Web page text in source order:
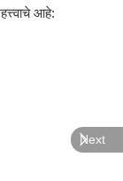
आहे:
Next